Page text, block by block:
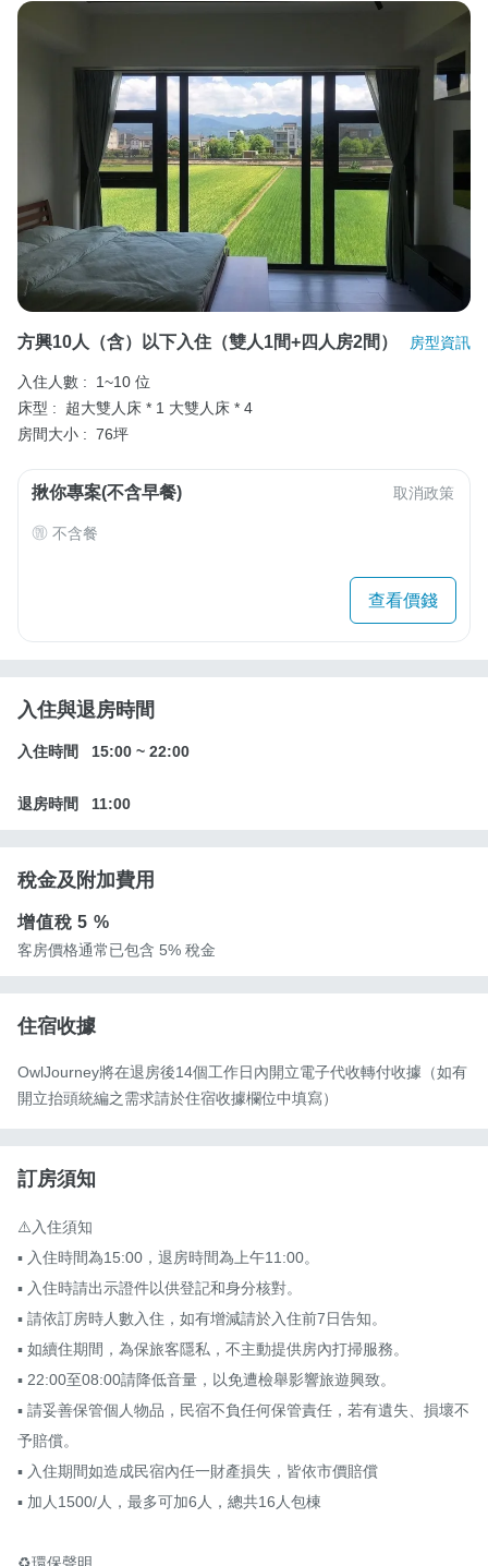
方興10人（含）以下入住（雙人1間+四人房2間） 房型資訊
入住人數 :
1~10 位
床型 :
超大雙人床 * 1 大雙人床 * 4
房間大小 : 76坪
揪你專案(不含早餐) 取消政策
不含餐
查看價錢
入住與退房時間
入住時間 15:00 ~ 22:00
退房時間 11:00
稅金及附加費用
增值稅5 %
客房價格通常已包含 5% 稅金
住宿收據
OwlJourney將在退房後14個工作日內開立電子代收轉付收據（如有
開立抬頭統編之需求請於住宿收據欄位中填寫）
訂房須知
⚠️入住須知
▪ 入住時間為15:00，退房時間為上午11:00。
▪ 入住時請出示證件以供登記和身分核對。
▪ 請依訂房時人數入住，如有增減請於入住前7日告知。
▪ 如續住期間，為保旅客隱私，不主動提供房內打掃服務。
▪ 22:00至08:00請降低音量，以免遭檢舉影響旅遊興致。
▪ 請妥善保管個人物品，民宿不負任何保管責任，若有遺失、損壞不
予賠償。
▪ 入住期間如造成民宿內任一財產損失，皆依市價賠償
▪ 加人1500/人，最多可加6人，總共16人包棟
♻️環保聲明